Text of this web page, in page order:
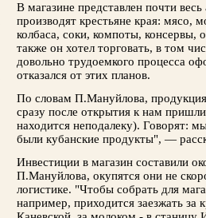
В магазине представлен почти
производят крестьяне края: мясо,
колбаса, соки, компоты,
также он хотел торговать, в том
довольно трудоемкого процесса
отказался от этих планов.
По словам П.Мануйлова,
сразу после открытия к нам
находится неподалеку). Говорят:
были кубанские продукты", —
Инвестиции в магазин составили
П.Мануйлова, окупятся они не
логистике. "Чтобы собрать для
например, приходится заезжать за